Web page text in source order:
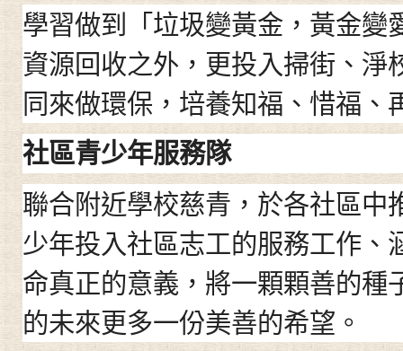
學習做到「垃圾變黃金，黃金
資源回收之外，更投入掃街、
同來做環保，培養知福、惜福、
社區青少年服務隊
聯合附近學校慈青 ， 於各社區中
少年投入社區志工的服務工作
命真正的意義，將一顆顆善的
的未來更多一份美善的希望。